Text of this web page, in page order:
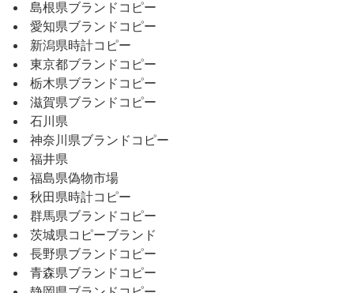
島根県ブランドコピー
愛知県ブランドコピー
新潟県時計コピー
東京都ブランドコピー
栃木県ブランドコピー
滋賀県ブランドコピー
石川県
神奈川県ブランドコピー
福井県
福島県偽物市場
秋田県時計コピー
群馬県ブランドコピー
茨城県コピーブランド
長野県ブランドコピー
青森県ブランドコピー